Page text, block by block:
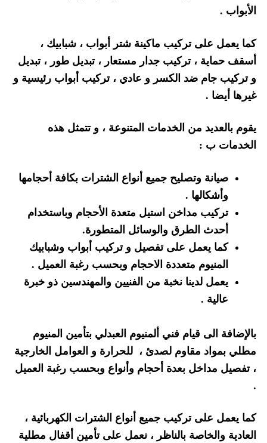
الأبواب .
كما يعمل على تركيب ماكينة شتر أبواب ، شبابيك ،
أسقف حماية ، تركيب جدار مستعار ، تبديل طور ، تبديل
و تركيب جام ضد الكسر و عادي ، تركيب أبواب رئيسية و
غيرها أيضا .
يقوم بالعديد من الخدمات المتنوعة ، و تتمثل هذه
الخدمات ب :
صيانة وتصليح جميع أنواع الشترات بكافة أحجامها
وأشكالها .
تركيب مداخن استيل متعدة الأحجام وباستخدام
أحدث الطرق والوسائل المتطورة.
كما يعمل على تفصيل و تركيب أبواب وشبابيك
المنيوم متعددة الاحجام وبحسب رغبة العميل .
يعمل لدينا نخبة من الفنيين والمهندسين ذو خبرة
عالية .
بالإضافة الى قيام فني ألمنيوم العبدلي بتأمين المنيوم
مطلي بمواد مقاوم لصدئ ، للحرارة و العوامل الخارجية
، تفصيل مداخل بعدة أحجام وأنواع وبحسب رغبة العميل
.
كما يعمل على تركيب جميع أنواع الشترات الكهربائية ،
العادية والخاصة بالناظر ، نعمل على تأمين أقفال مطلية